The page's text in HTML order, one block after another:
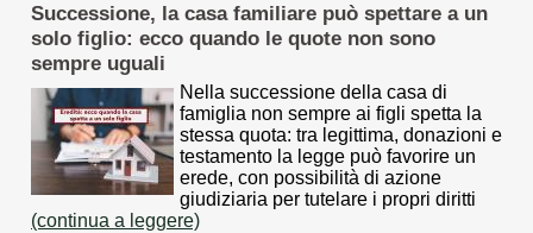
Successione, la casa familiare può spettare a un
solo figlio: ecco quando le quote non sono
sempre uguali
Nella successione della casa di
famiglia non sempre ai figli spetta la
stessa quota: tra legittima, donazioni e
testamento la legge può favorire un
erede, con possibilità di azione
giudiziaria per tutelare i propri diritti
(continua a leggere)